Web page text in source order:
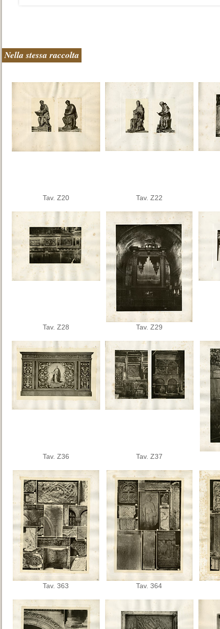
Nella stessa raccolta
Tav. Z20 Tav. Z22
Tav. Z28 Tav. Z29
Tav. Z36 Tav. Z37
Tav. 363 Tav. 364